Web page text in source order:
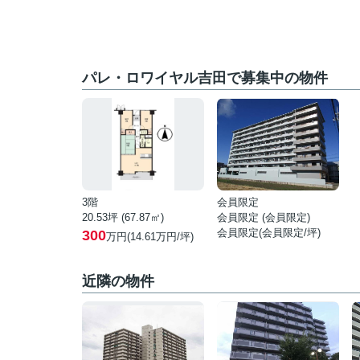
パレ・ロワイヤル吉田で募集中の物件
3階
20.53坪 (67.87㎡)
300万円(14.61万円/坪)
会員限定
会員限定 (会員限定)
会員限定(会員限定/坪)
近隣の物件